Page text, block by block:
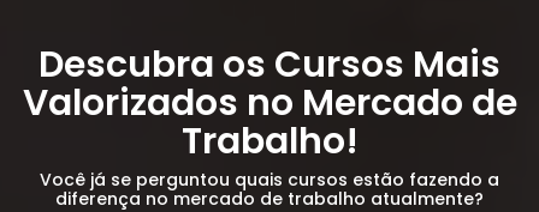
Descubra os Cursos Mais
Valorizados no Mercado de
Trabalho!
Você já se perguntou quais cursos estão fazendo a
diferença no mercado de trabalho atualmente?